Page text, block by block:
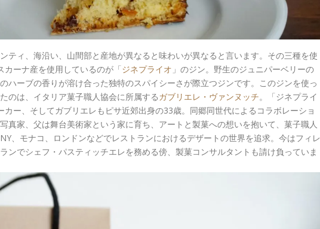
ティ、海沿い、山間部と産地が異なると味わいが異なると言います。その三種を使
カーナ産を使用しているのが「ジネプライオ 」のジン。野生のジュニパーベリーの
ハーブの香りが溶け合った独特のスパイシーさが際立つジンです。このジンを使っ
のは、イタリア菓子職人協会に所属するガブリエレ・ヴァンヌッチ。「ジネプライ
ー、そしてガブリエレもピサ近郊出身の33歳。同郷同世代によるコラボレーショ
真家、父は舞台美術家という家に育ち、アートと製菓への想いを抱いて、菓子職人
、モナコ、ロンドンなどでレストランにおけるデザートの世界を追求。今はフィレ
ンでシェフ・パスティッチエレを務める傍、製菓コンサルタントも請け負っていま